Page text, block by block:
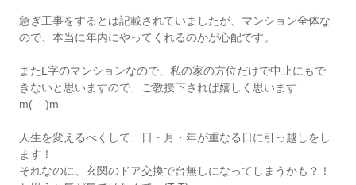
急ぎ工事をするとは記載されていましたが、マンション全体な
ので、本当に年内にやってくれるのかが心配です。
またL字のマンションなので、私の家の方位だけで中止にもで
きないと思いますので、ご教授下されば嬉しく思います
m(__)m
人生を変えるべくして、日・月・年が重なる日に引っ越しをし
ます！
それなのに、玄関のドア交換で台無しになってしまうかも？！